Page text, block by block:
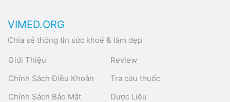
VIMED.ORG
Chia sẻ thông tin sức khoẻ & làm đẹp
Giới Thiệu
Chính Sách Điều Khoản
Chính Sách Bảo Mật
Review
Tra cứu thuốc
Dược Liệu